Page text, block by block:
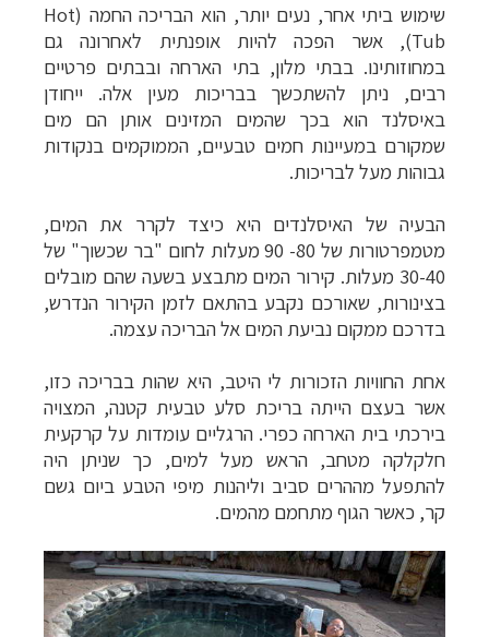
שימוש ביתי אחר, נעים יותר, הוא הבריכה החמה (Hot
Tub), אשר הפכה להיות אופנתית לאחרונה גם
במחוזותינו. בבתי מלון, בתי הארחה ובבתים פרטיים
רבים, ניתן להשתכשך בבריכות מעין אלה. ייחודן
באיסלנד הוא בכך שהמים המזינים אותן הם מים
שמקורם במעיינות חמים טבעיים, הממוקמים בנקודות
גבוהות מעל לבריכות.
הבעיה של האיסלנדים היא כיצד לקרר את המים,
מטמפרטורות של 80- 90 מעלות לחום "בר שכשוך" של
30-40 מעלות. קירור המים מתבצע בשעה שהם מובלים
בצינורות, שאורכם נקבע בהתאם לזמן הקירור הנדרש,
בדרכם ממקום נביעת המים אל הבריכה עצמה.
אחת החוויות הזכורות לי היטב, היא שהות בבריכה כזו,
אשר בעצם הייתה בריכת סלע טבעית קטנה, המצויה
בירכתי בית הארחה כפרי. הרגליים עומדות על קרקעית
חלקלקה מטחב, הראש מעל למים, כך שניתן היה
להתפעל מההרים סביב וליהנות מיפי הטבע ביום גשם
קר, כאשר הגוף מתחמם מהמים.